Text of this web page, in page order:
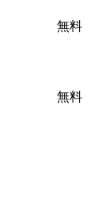
無料
無料